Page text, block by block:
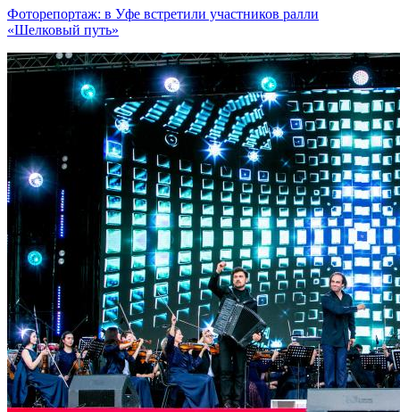
Фоторепортаж: в Уфе встретили участников ралли
«Шелковый путь»